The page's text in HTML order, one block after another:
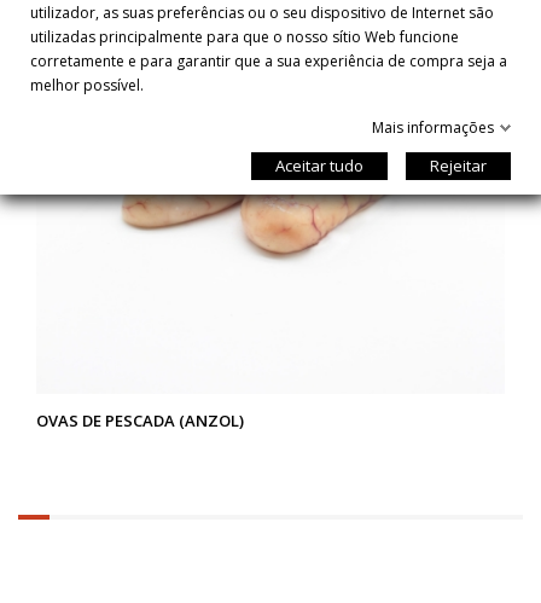
OVAS DE PESCADA (ANZOL)
6.25%
utilizador, as suas preferências ou o seu dispositivo de Internet são
utilizadas principalmente para que o nosso sítio Web funcione
corretamente e para garantir que a sua experiência de compra seja a
melhor possível.
Mais informações
Aceitar tudo Rejeitar